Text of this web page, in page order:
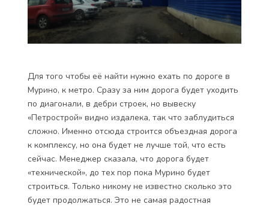
Для того чтобы её найти нужно ехать по дороге в
Мурино, к метро. Сразу за ним дорога будет уходить
по диагонали, в дебри строек, но вывеску
«Петрострой» видно издалека, так что заблудиться
сложно. Именно отсюда строится объездная дорога
к комплексу, но она будет не лучше той, что есть
сейчас. Менеджер сказала, что дорога будет
«технической», до тех пор пока Мурино будет
строиться. Только никому не известно сколько это
будет продолжаться. Это не самая радостная